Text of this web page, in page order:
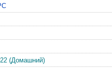
(Домашний)